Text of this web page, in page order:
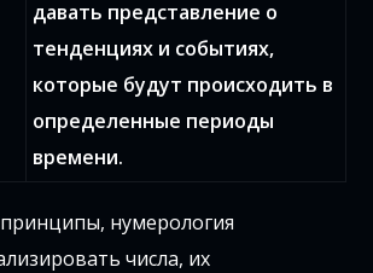
давать представление о
тенденциях и событиях,
которые будут происходить в
определенные периоды
времени.
нумерология
числа, их